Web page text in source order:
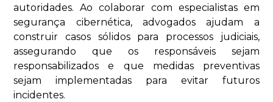
autoridades. Ao colaborar com especialistas em
segurança cibernética, advogados ajudam a
construir casos sólidos para processos judiciais,
assegurando que os responsáveis sejam
responsabilizados e que medidas preventivas
sejam implementadas para evitar futuros
incidentes.